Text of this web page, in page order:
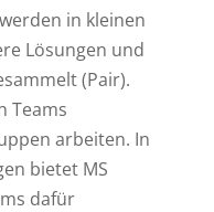
in kleinen
Lösungen und
(Pair).
Teams
arbeiten. In
bietet MS
dafür